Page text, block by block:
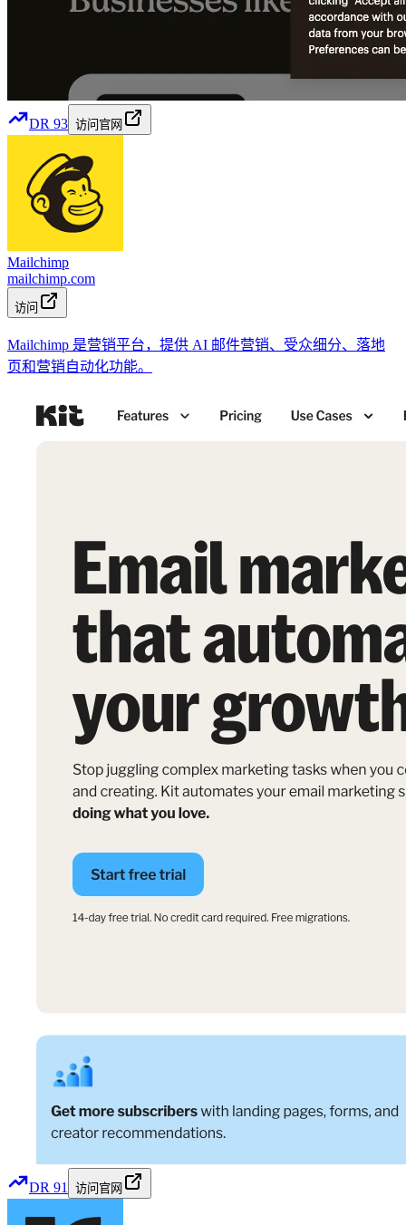
DR 93 访问官网
Mailchimp
mailchimp.com
访问
Mailchimp 是营销平台，提供 AI 邮件营销、受众细分、落地
页和营销自动化功能。
DR 91 访问官网